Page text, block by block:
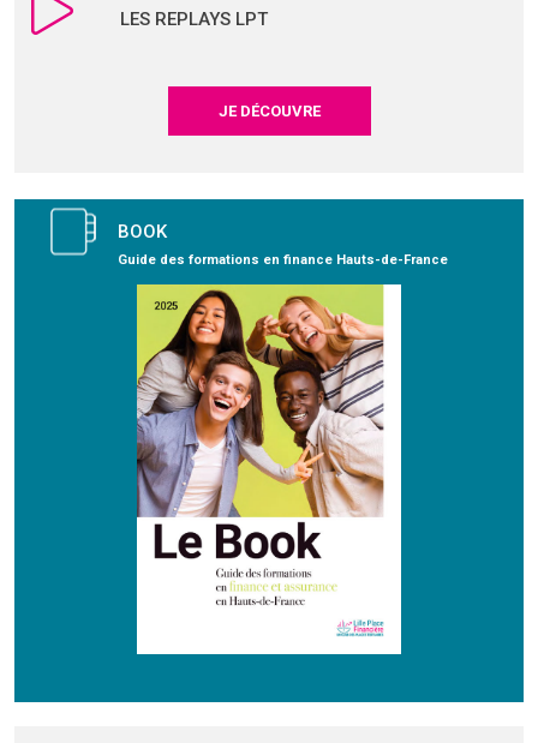
LES REPLAYS LPT
JE DÉCOUVRE
BOOK
Guide des formations en finance Hauts-de-France